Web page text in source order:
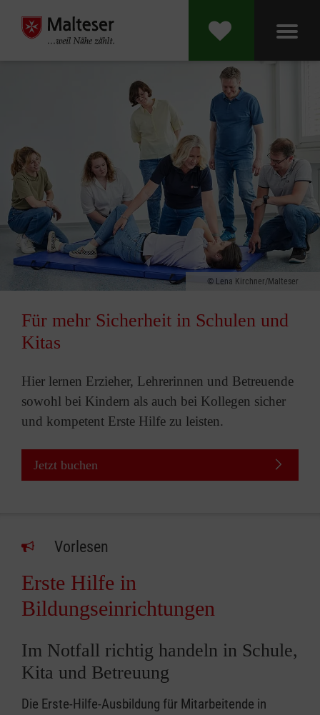
Lena Kirchner/Malteser
Für mehr Sicherheit in Schulen und
Kitas
Hier lernen Erzieher, Lehrerinnen und Betreuende
sowohl bei Kindern als auch bei Kollegen sicher
und kompetent Erste Hilfe zu leisten.
Jetzt buchen
Vorlesen
Erste Hilfe in
Bildungseinrichtungen
Im Notfall richtig handeln in Schule,
Kita und Betreuung
Die Erste-Hilfe-Ausbildung für Mitarbeitende in